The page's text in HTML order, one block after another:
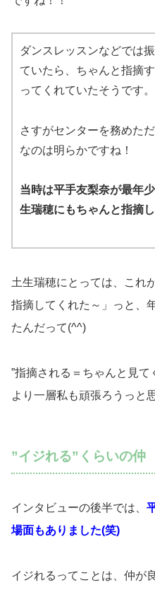
ダンスレッスンなどでは
ていたら、ちゃんと指摘
ってくれていたそうです。
さすがセンターを務めた
なのは明らかですね！
当時は平手友梨奈が最年
生瑞穂にもちゃんと指摘し
土生瑞穂にとっては、これ
指摘してくれた～」っと、
たんだって(^^)
”指摘される＝ちゃんと見て
より一層私も頑張ろうっと
”イジれる”くらいの仲
インタビューの後半では、
場面もありました(笑)
イジれるってことは、仲が